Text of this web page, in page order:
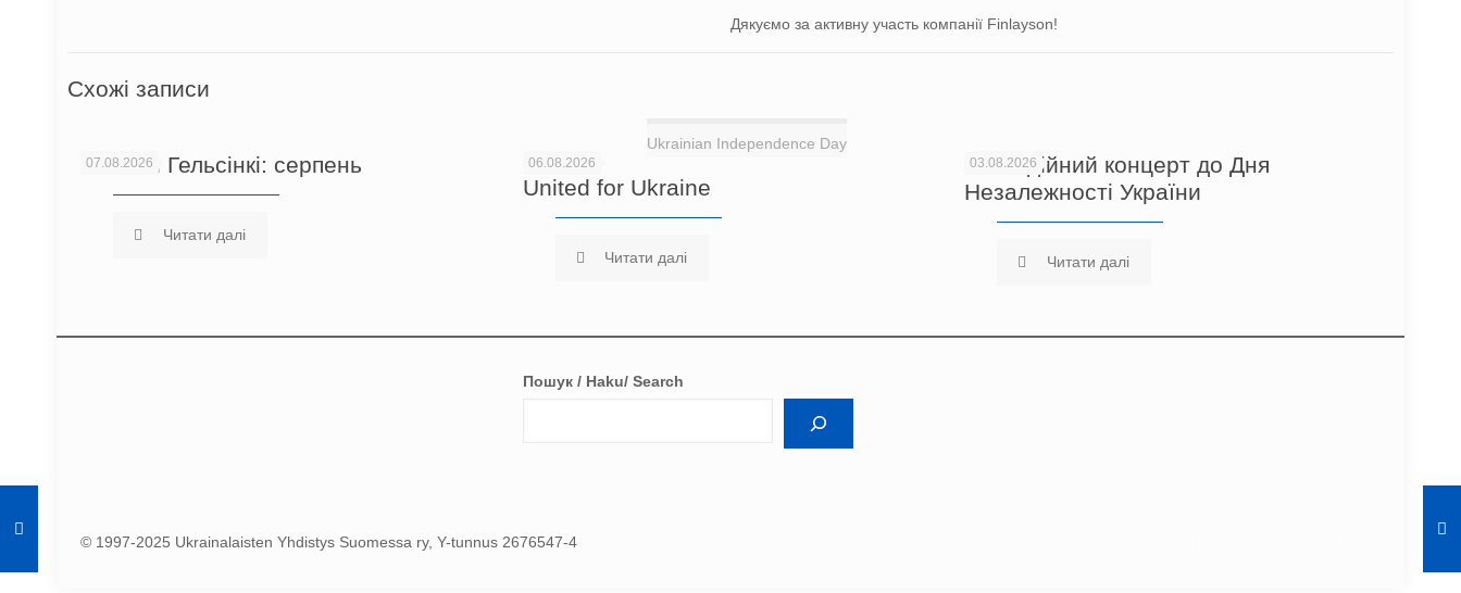
Дякуємо за активну участь компанії Finlayson!
Схожі записи
07.08.2026
Новини Гельсінкі: серпень
Читати далі
Ukrainian Independence Day
06.08.2026
United for Ukraine
Читати далі
03.08.2026
Благодійний концерт до Дня
Незалежності України
Читати далі
Пошук / Haku/ Search
© 1997-2025 Ukrainalaisten Yhdistys Suomessa ry, Y-tunnus 2676547-4